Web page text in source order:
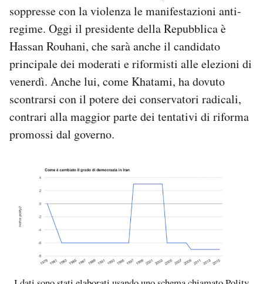
soppresse con la violenza le manifestazioni anti-
regime. Oggi il presidente della Repubblica è
Hassan Rouhani, che sarà anche il candidato
principale dei moderati e riformisti alle elezioni di
venerdì. Anche lui, come Khatami, ha dovuto
scontrarsi con il potere dei conservatori radicali,
contrari alla maggior parte dei tentativi di riforma
promossi dal governo.